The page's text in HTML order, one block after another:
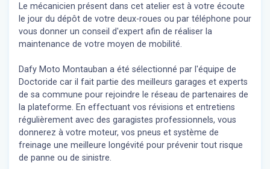
Le mécanicien présent dans cet atelier est à votre écoute
le jour du dépôt de votre deux-roues ou par téléphone pour
vous donner un conseil d'expert afin de réaliser la
maintenance de votre moyen de mobilité.
Dafy Moto Montauban a été sélectionné par l'équipe de
Doctoride car il fait partie des meilleurs garages et experts
de sa commune pour rejoindre le réseau de partenaires de
la plateforme. En effectuant vos révisions et entretiens
régulièrement avec des garagistes professionnels, vous
donnerez à votre moteur, vos pneus et système de
freinage une meilleure longévité pour prévenir tout risque
de panne ou de sinistre.